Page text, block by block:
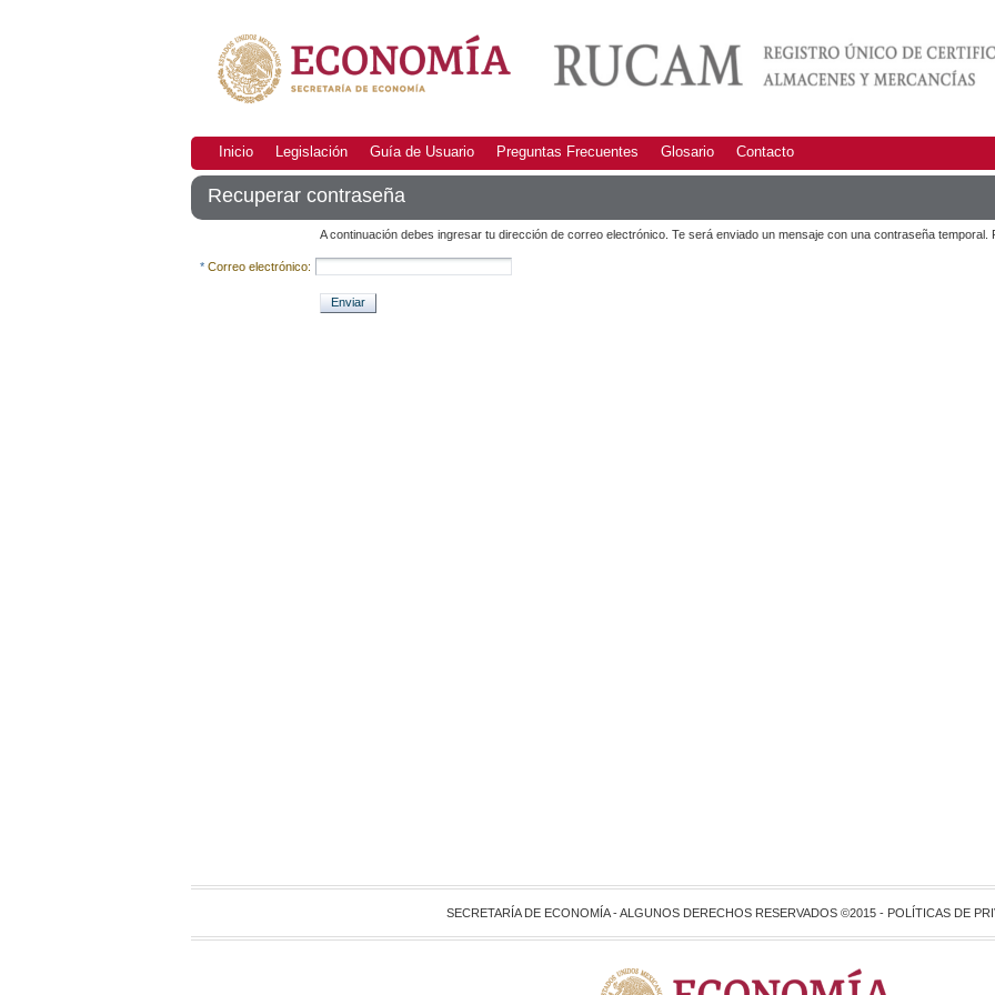
Inicio Legislación Guía de Usuario Preguntas Frecuentes Glosario Contacto
Recuperar contraseña
A continuación debes ingresar tu dirección de correo electrónico. Te será enviado un mensaje con una contraseña temporal.
* Correo electrónico:
Enviar
SECRETARÍA DE ECONOMÍA - ALGUNOS DERECHOS RESERVADOS ©2015 - POLÍTICAS DE